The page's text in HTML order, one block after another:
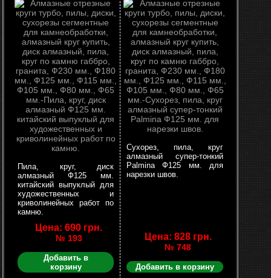
Пила, круг, диск
алмазный Ф125 мм.
китайский выпуклый для
художественных и
криволинейных работ по
камню.
Цена: 690 грн.
№ 193
Добавить в
корзину
Сухорез, пила, круг
алмазный супер-тонкий
Palmina Ф125 мм. для
нарезки швов.
Цена: 828 грн.
№ 748
Добавить в корзину